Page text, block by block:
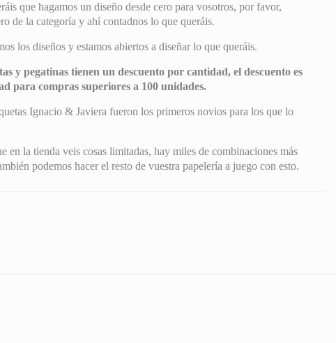
que hagamos un diseño desde cero para vosotros, por favor,
de la categoría y ahí contadnos lo que queráis.
los diseños y estamos abiertos a diseñar lo que queráis.
y pegatinas tienen un descuento por cantidad, el descuento es
para compras superiores a 100 unidades.
Ignacio & Javiera fueron los primeros novios para los que lo
en la tienda veis cosas limitadas, hay miles de combinaciones más
podemos hacer el resto de vuestra papelería a juego con esto.